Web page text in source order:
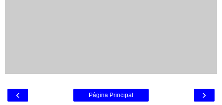
‹ ›
Página Principal